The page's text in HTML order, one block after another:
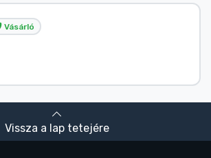
Vásárló
Vissza a lap tetejére